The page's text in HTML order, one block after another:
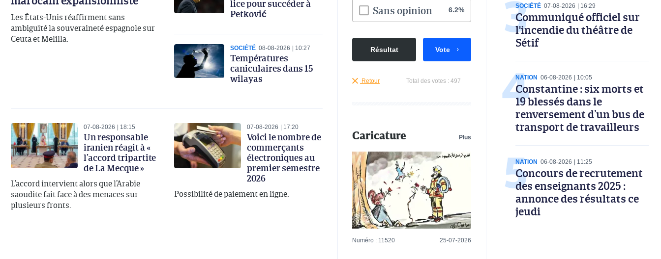
Les États-Unis réaffirment sans
ambiguïté la souveraineté espagnole sur
Ceuta et Melilla.
lice pour succéder à
Petković
SOCIÉTÉ 08-08-2026 10:27
Températures
caniculaires dans 15
wilayas
07-08-2026 18:15
Un responsable
iranien réagit à «
l’accord tripartite
de La Mecque »
L’accord intervient alors que l’Arabie
saoudite fait face à des menaces sur
plusieurs fronts.
07-08-2026 17:20
Voici le nombre de
commerçants
électroniques au
premier semestre
2026
Possibilité de paiement en ligne.
Sans opinion 6.2%
Résultat Vote
Retour Total des votes : 497
Caricature Plus
Numéro : 11520 25-07-2026
SOCIÉTÉ 07-08-2026 16:29
Communiqué officiel sur
l'incendie du théâtre de
Sétif
NATION 06-08-2026 10:05
Constantine : six morts et
19 blessés dans le
renversement d’un bus de
transport de travailleurs
NATION 06-08-2026 11:25
Concours de recrutement
des enseignants 2025 :
annonce des résultats ce
jeudi